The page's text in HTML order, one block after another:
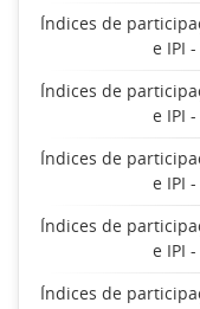
Índices de
e IPI
Índices de
e IPI
Índices de
e IPI
Índices de
e IPI
Índices de